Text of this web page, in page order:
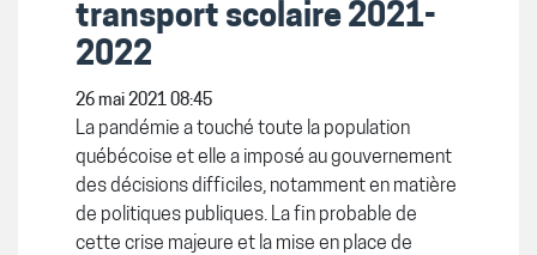
transport scolaire 2021-
2022
26 mai 2021 08:45
La pandémie a touché toute la population
québécoise et elle a imposé au gouvernement
des décisions difficiles, notamment en matière
de politiques publiques. La fin probable de
cette crise majeure et la mise en place de